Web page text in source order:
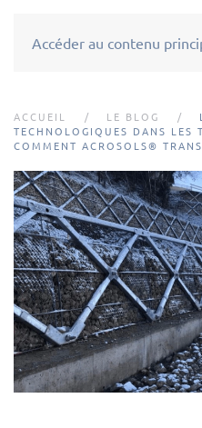
Accéder au contenu
ACCUEIL LE BLOG
TECHNOLOGIQUES DANS LES
COMMENT ACROSOLS®